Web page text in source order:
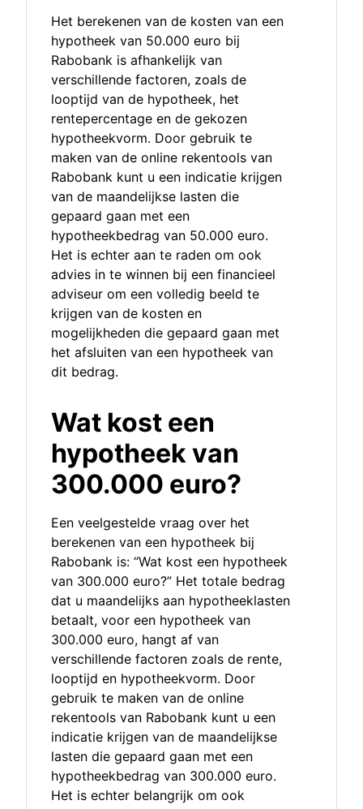
Het berekenen van de kosten van een
hypotheek van 50.000 euro bij
Rabobank is afhankelijk van
verschillende factoren, zoals de
looptijd van de hypotheek, het
rentepercentage en de gekozen
hypotheekvorm. Door gebruik te
maken van de online rekentools van
Rabobank kunt u een indicatie krijgen
van de maandelijkse lasten die
gepaard gaan met een
hypotheekbedrag van 50.000 euro.
Het is echter aan te raden om ook
advies in te winnen bij een financieel
adviseur om een volledig beeld te
krijgen van de kosten en
mogelijkheden die gepaard gaan met
het afsluiten van een hypotheek van
dit bedrag.
Wat kost een
hypotheek van
300.000 euro?
Een veelgestelde vraag over het
berekenen van een hypotheek bij
Rabobank is: “Wat kost een hypotheek
van 300.000 euro?” Het totale bedrag
dat u maandelijks aan hypotheeklasten
betaalt, voor een hypotheek van
300.000 euro, hangt af van
verschillende factoren zoals de rente,
looptijd en hypotheekvorm. Door
gebruik te maken van de online
rekentools van Rabobank kunt u een
indicatie krijgen van de maandelijkse
lasten die gepaard gaan met een
hypotheekbedrag van 300.000 euro.
Het is echter belangrijk om ook